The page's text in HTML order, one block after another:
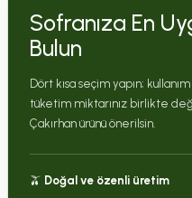
Sofranıza En
Bulun
Dört kısa seçim yapın;
tüketim miktarınız birlikte
Çakırhan ürünü önerilsin.
🫒 Doğal ve özenli üretim